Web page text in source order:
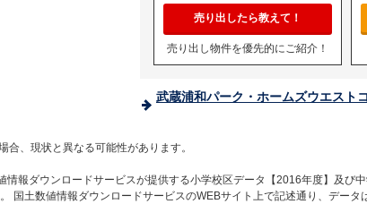
売り出したら教えて！
売り出し物件を優先的にご紹介！
武蔵浦和パーク・ホームズウエス
、現状と異なる可能性があります。
報ダウンロードサービスが提供する小学校区データ【2016年度】及び
国土数値情報ダウンロードサービスのWEBサイト上で記述通り、データ